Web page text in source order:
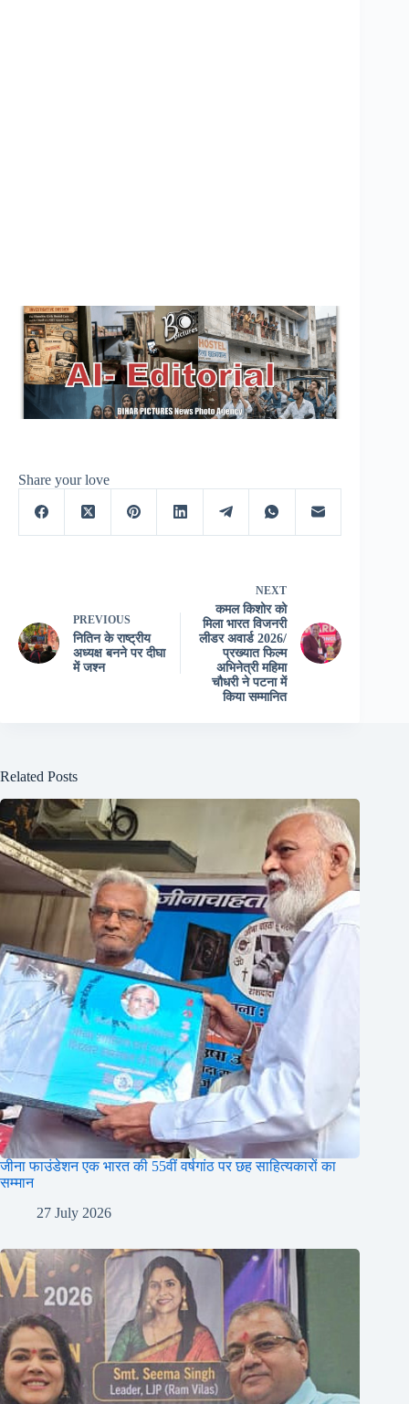
Share your love
PREVIOUS
नितिन के राष्ट्रीय
अध्यक्ष बनने पर दीघा
में जश्न
NEXT
कमल किशोर को
मिला भारत विजनरी
लीडर अवार्ड 2026/
प्रख्यात फिल्म
अभिनेत्री महिमा
चौधरी ने पटना में
किया सम्मानित
Related Posts
जीना फाउंडेशन एक भारत की 55वीं वर्षगांठ पर छह साहित्यकारों का
सम्मान
27 July 2026